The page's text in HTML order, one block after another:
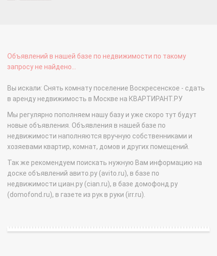
Объявлений в нашей базе по недвижимости по такому
запросу не найдено...
Вы искали: Снять комнату поселение Воскресенское - сдать
в аренду недвижимость в Москве на КВАРТИРАНТ.РУ
Мы регулярно пополняем нашу базу и уже скоро тут будут
новые объявления. Объявления в нашей базе по
недвижимости наполняются вручную собственниками и
хозяевами квартир, комнат, домов и других помещений.
Так же рекомендуем поискать нужную Вам информацию на
доске объявлений авито.ру (avito.ru), в базе по
недвижимости циан.ру (cian.ru), в базе домофонд.ру
(domofond.ru), в газете из рук в руки (irr.ru).